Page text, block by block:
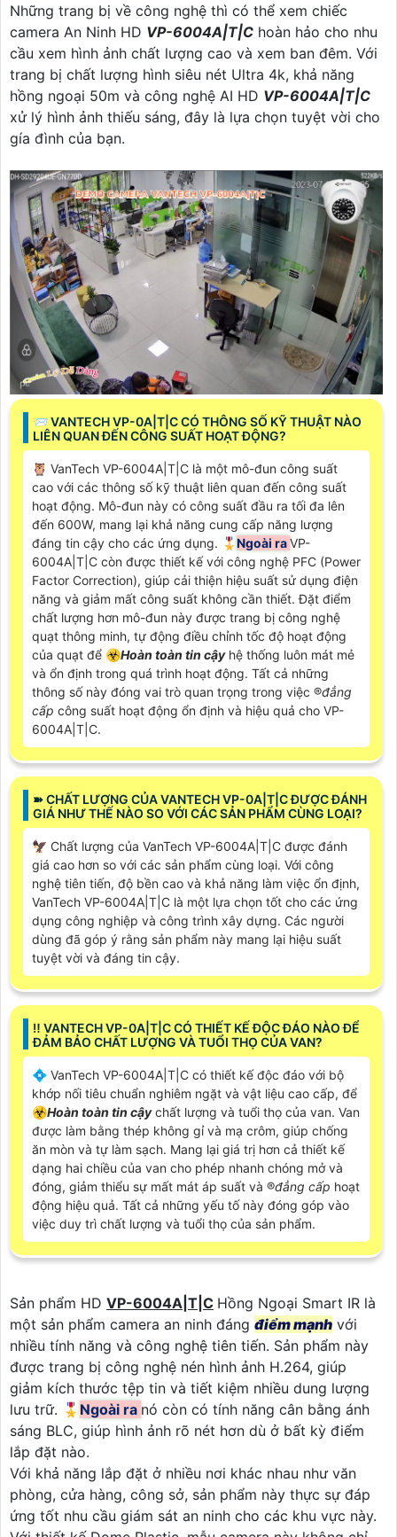
Những trang bị về công nghệ thì có thể xem chiếc
camera An Ninh HD VP-6004A|T|C hoàn hảo cho nhu
cầu xem hình ảnh chất lượng cao và xem ban đêm. Với
trang bị chất lượng hình siêu nét Ultra 4k, khả năng
hồng ngoại 50m và công nghệ AI HD VP-6004A|T|C
xử lý hình ảnh thiếu sáng, đây là lựa chọn tuyệt vời cho
gía đình của bạn.
📨 VANTECH VP-0A|T|C CÓ THÔNG SỐ KỸ THUẬT NÀO
LIÊN QUAN ĐẾN CÔNG SUẤT HOẠT ĐỘNG?
🦉 VanTech VP-6004A|T|C là một mô-đun công suất
cao với các thông số kỹ thuật liên quan đến công suất
hoạt động. Mô-đun này có công suất đầu ra tối đa lên
đến 600W, mang lại khả năng cung cấp năng lượng
đáng tin cậy cho các ứng dụng. 🎖️Ngoài raVP-
6004A|T|C còn được thiết kế với công nghệ PFC (Power
Factor Correction), giúp cải thiện hiệu suất sử dụng điện
năng và giảm mất công suất không cần thiết. Đặt điểm
chất lượng hơn mô-đun này được trang bị công nghệ
quạt thông minh, tự động điều chỉnh tốc độ hoạt động
của quạt để ☣️Hoàn toàn tin cậyhệ thống luôn mát mẻ
và ổn định trong quá trình hoạt động. Tất cả những
thông số này đóng vai trò quan trọng trong việc ®️đẳng
cấp công suất hoạt động ổn định và hiệu quả cho VP-
6004A|T|C.
➽ CHẤT LƯỢNG CỦA VANTECH VP-0A|T|C ĐƯỢC ĐÁNH
GIÁ NHƯ THẾ NÀO SO VỚI CÁC SẢN PHẨM CÙNG LOẠI?
🦅 Chất lượng của VanTech VP-6004A|T|C được đánh
giá cao hơn so với các sản phẩm cùng loại. Với công
nghệ tiên tiến, độ bền cao và khả năng làm việc ổn định,
VanTech VP-6004A|T|C là một lựa chọn tốt cho các ứng
dụng công nghiệp và công trình xây dựng. Các người
dùng đã góp ý rằng sản phẩm này mang lại hiệu suất
tuyệt vời và đáng tin cậy.
‼️ VANTECH VP-0A|T|C CÓ THIẾT KẾ ĐỘC ĐÁO NÀO ĐỂ
ĐẢM BẢO CHẤT LƯỢNG VÀ TUỔI THỌ CỦA VAN?
💠 VanTech VP-6004A|T|C có thiết kế độc đáo với bộ
khớp nối tiêu chuẩn nghiêm ngặt và vật liệu cao cấp, để
☣️Hoàn toàn tin cậychất lượng và tuổi thọ của van. Van
được làm bằng thép không gỉ và mạ crôm, giúp chống
ăn mòn và tự làm sạch. Mang lại giá trị hơn cả thiết kế
dạng hai chiều của van cho phép nhanh chóng mở và
đóng, giảm thiểu sự mất mát áp suất và ®️đẳng cấp hoạt
động hiệu quả. Tất cả những yếu tố này đóng góp vào
việc duy trì chất lượng và tuổi thọ của sản phẩm.
Sản phẩm HD VP-6004A|T|C Hồng Ngoại Smart IR là
một sản phẩm camera an ninh đáng điểm mạnh với
nhiều tính năng và công nghệ tiên tiến. Sản phẩm này
được trang bị công nghệ nén hình ảnh H.264, giúp
giảm kích thước tệp tin và tiết kiệm nhiều dung lượng
lưu trữ. 🎖️ Ngoài ra nó còn có tính năng cân bằng ánh
sáng BLC, giúp hình ảnh rõ nét hơn dù ở bất kỳ điểm
lắp đặt nào.
Với khả năng lắp đặt ở nhiều nơi khác nhau như văn
phòng, cửa hàng, công sở, sản phẩm này thực sự đáp
ứng tốt nhu cầu giám sát an ninh cho các khu vực này.